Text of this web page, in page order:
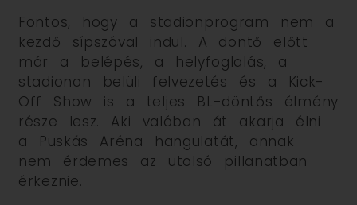
Fontos, hogy a stadionprogram nem a
kezdő sípszóval indul. A döntő előtt
már a belépés, a helyfoglalás, a
stadionon belüli felvezetés és a Kick-
Off Show is a teljes BL-döntős élmény
része lesz. Aki valóban át akarja élni
a Puskás Aréna hangulatát, annak
nem érdemes az utolsó pillanatban
érkeznie.